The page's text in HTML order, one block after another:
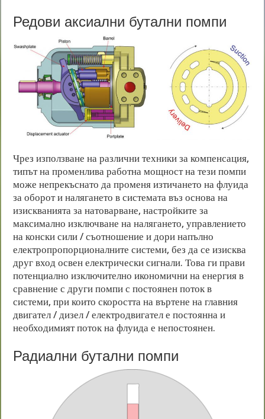
Редови аксиални бутални помпи
Чрез използване на различни техники за компенсация,
типът на променлива работна мощност на тези помпи
може непрекъснато да променя изтичането на флуида
за оборот и налягането в системата въз основа на
изискванията за натоварване, настройките за
максимално изключване на налягането, управлението
на конски сили / съотношение и дори напълно
електропропорционалните системи, без да се изисква
друг вход освен електрически сигнали. Това ги прави
потенциално изключително икономични на енергия в
сравнение с други помпи с постоянен поток в
системи, при които скоростта на въртене на главния
двигател / дизел / електродвигател е постоянна и
необходимият поток на флуида е непостоянен.
Радиални бутални помпи